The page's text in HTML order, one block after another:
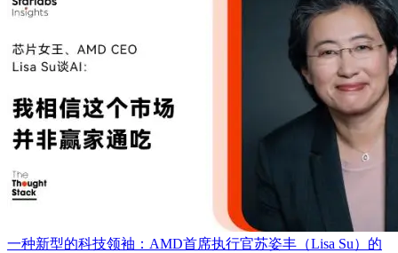
一种新型的科技领袖：AMD首席执行官苏姿丰（Lisa Su）的